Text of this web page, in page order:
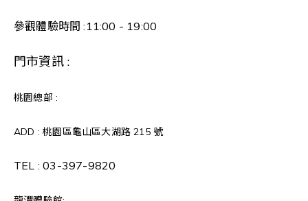
參觀體驗時間 :11:00 - 19:00
門市資訊 :
桃園總部 :
ADD : 桃園區龜山區大湖路 215 號
TEL :03-397-9820